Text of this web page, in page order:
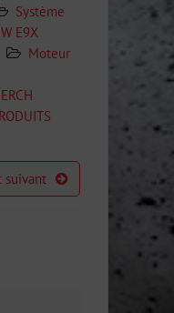
Système
E9X
Moteur
suivant